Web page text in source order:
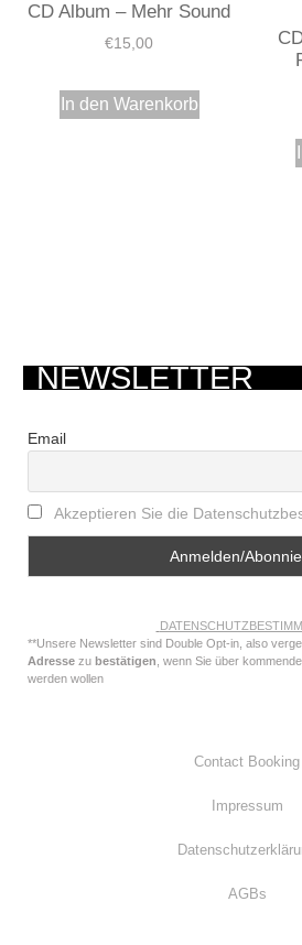
CD Album – Mehr Sound
€15,00
In den Warenkorb
NEWSLETTER
Email
Akzeptieren Sie die
**Unsere Newsletter sind Double Opt-in, also
Adresse zu bestätigen , wenn Sie über
werden wollen
Contact Booking
Impressum
AGBs